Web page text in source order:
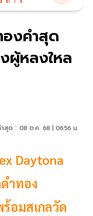
งคำสุด
ผู้หลงใหล
สุด : 08 ต.ค. 68 | 06:56 น.
Daytona
ำทอง
อมสเกลวัด